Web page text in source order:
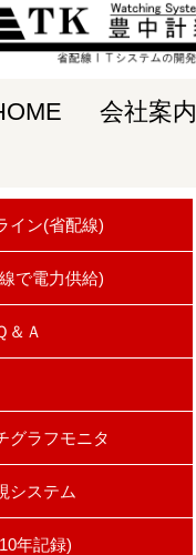
会社案内
イン(省配線)
で電力供給)
＆Ａ
グラフモニタ
システム
年記録)